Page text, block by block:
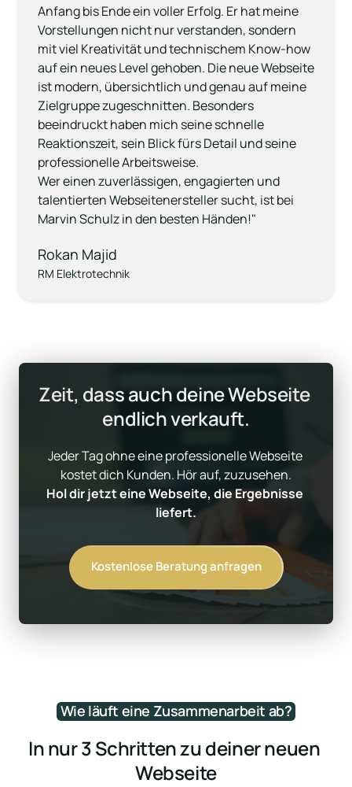
Anfang bis Ende ein voller Erfolg. Er hat meine
Vorstellungen nicht nur verstanden, sondern
mit viel Kreativität und technischem Know-how
auf ein neues Level gehoben. Die neue Webseite
ist modern, übersichtlich und genau auf meine
Zielgruppe zugeschnitten. Besonders
beeindruckt haben mich seine schnelle
Reaktionszeit, sein Blick fürs Detail und seine
professionelle Arbeitsweise.
Wer einen zuverlässigen, engagierten und
talentierten Webseitenersteller sucht, ist bei
Marvin Schulz in den besten Händen!"
Rokan Majid
RM Elektrotechnik
Zeit, dass auch deine Webseite
endlich verkauft.
Jeder Tag ohne eine professionelle Webseite
Hol dir jetzt eine Webseite, die Ergebnisse
liefert.
Kostenlose Beratung anfragen
Wie läuft eine Zusammenarbeit ab?
In nur 3 Schritten zu deiner neuen
Webseite